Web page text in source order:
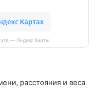
— Яндекс Карты
расстояния и веса